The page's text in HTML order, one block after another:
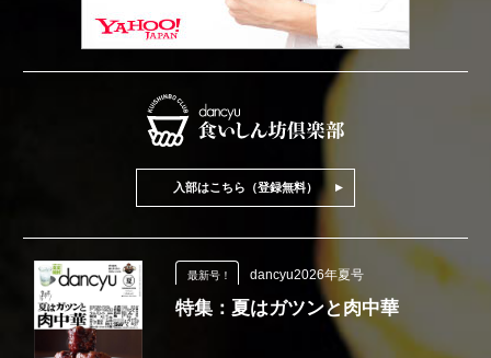
入部はこちら（登録無料）
最新号！ dancyu2026年夏号
特集：夏はガツンと肉中華